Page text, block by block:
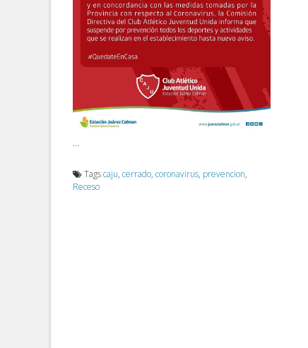
…
Tagscaju, cerrado, coronavirus, prevencion,
Receso